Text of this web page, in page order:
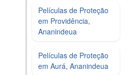
Películas de Proteção
em Providência,
Ananindeua
Películas de Proteção
em Aurá, Ananindeua